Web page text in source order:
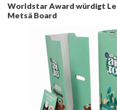
Worldstar Award würdigt
Metsä Board